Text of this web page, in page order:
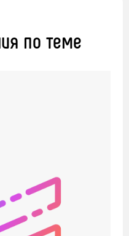
по теме